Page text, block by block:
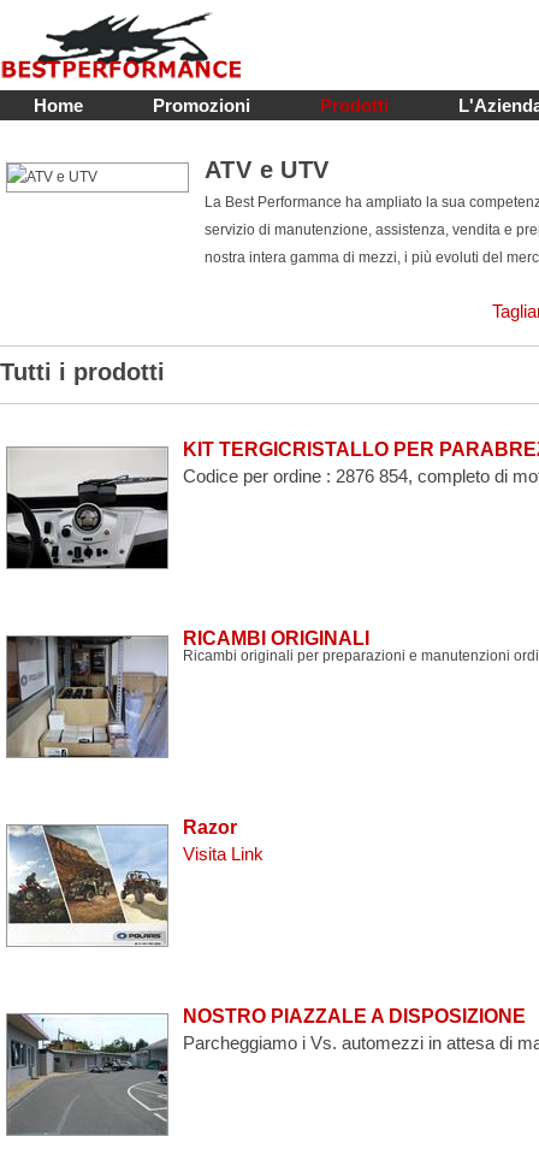
Home Promozioni Prodotti
ATV e UTV
La Best Performance ha ampliato la sua
servizio di manutenzione, assistenza, vendita e
nostra intera gamma di mezzi, i più evoluti del
Tutti i prodotti
KIT TERGICRISTALLO PER
Codice per ordine : 2876 854, completo di
RICAMBI ORIGINALI
Ricambi originali per preparazioni e manutenzioni
Razor
Visita Link
NOSTRO PIAZZALE A DISPOSIZIONE
Parcheggiamo i Vs. automezzi in attesa di